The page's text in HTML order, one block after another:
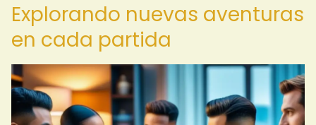
Explorando nuevas aventuras
en cada partida